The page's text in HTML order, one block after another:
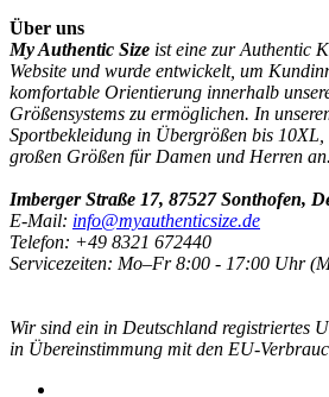
Über uns
My Authentic Size ist eine zur Authentic
Website und wurde entwickelt, um
komfortable Orientierung innerhalb
Größensystems zu ermöglichen. In
Sportbekleidung in Übergrößen bis
großen Größen für Damen und Herren an.
Imberger Straße 17, 87527 Sonthofen,
E-Mail: info@myauthenticsize.de
Telefon: +49 8321 672440
Servicezeiten: Mo–Fr 8:00 - 17:00 Uhr
Wir sind ein in Deutschland registriertes
in Übereinstimmung mit den EU-